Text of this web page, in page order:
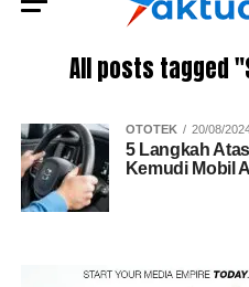
All posts tagged
OTOTEK 20/08/
5 Langkah
Kemudi Mobil